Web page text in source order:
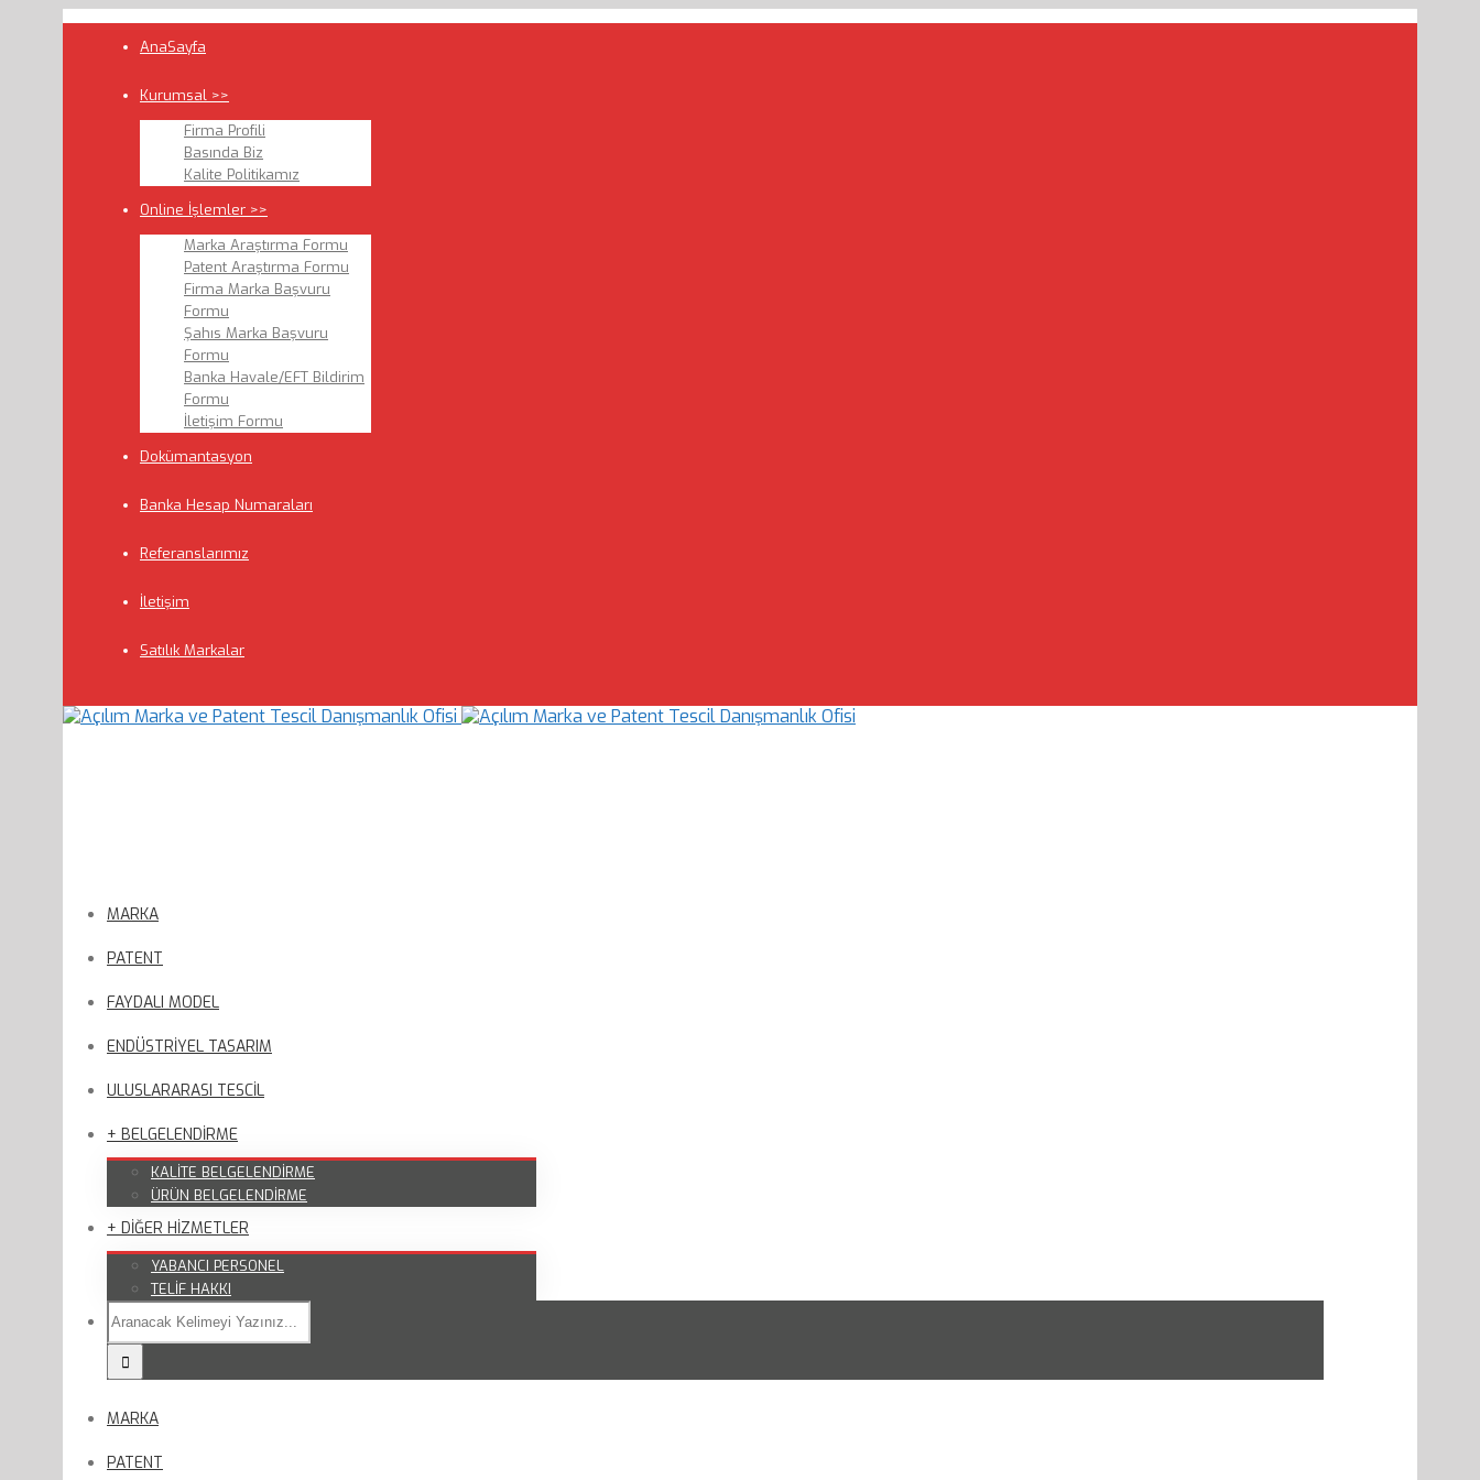
AnaSayfa
Kurumsal >>
Firma Profili
Basında Biz
Kalite Politikamız
Online İşlemler >>
Marka Araştırma Formu
Patent Araştırma Formu
Firma Marka Başvuru
Formu
Şahıs Marka Başvuru
Formu
Banka Havale/EFT Bildirim
Formu
İletişim Formu
Dokümantasyon
Banka Hesap Numaraları
Referanslarımız
İletişim
Satılık Markalar
MARKA
PATENT
FAYDALI MODEL
ENDÜSTRİYEL TASARIM
ULUSLARARASI TESCİL
+ BELGELENDİRME
KALİTE BELGELENDİRME
ÜRÜN BELGELENDİRME
+ DİĞER HİZMETLER
YABANCI PERSONEL
TELİF HAKKI
MARKA
PATENT